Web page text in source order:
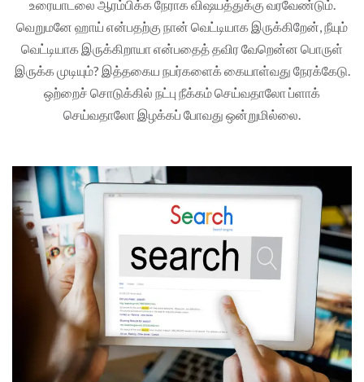
உரையாடலை ஆரம்பிக்க நேராக விஷயத்துக்கு வரவேண்டும்.
வெறுமனே ஹாய் என்பதற்கு நான் வெட்டியாக இருக்கிறேன், நீயும்
வெட்டியாக இருக்கிறாயா என்பதைத் தவிர வேறென்ன பொருள்
இருக்க முடியும்? இத்தகைய நபர்களைக் கையாள்வது நேரக்கேடு.
ஒற்றைச் சொடுக்கில் நட்பு நீக்கம் செய்வதாலோ ப்ளாக்
செய்வதாலோ இழக்கப் போவது ஒன்றுமில்லை.